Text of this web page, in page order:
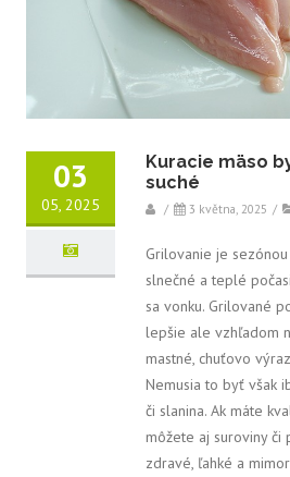
03
05, 2025
Kuracie mäso
suché
/ 3 května, 2025 /
Grilovanie je
slnečné a teplé
sa vonku. Grilované
lepšie ale vzhľadom
mastné, chuťovo
Nemusia to byť však
či slanina. Ak máte
môžete aj suroviny či
zdravé, ľahké a